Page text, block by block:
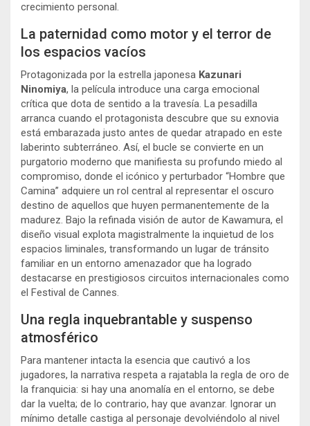
crecimiento personal.
La paternidad como motor y el terror de
los espacios vacíos
Protagonizada por la estrella japonesa Kazunari
Ninomiya, la película introduce una carga emocional
crítica que dota de sentido a la travesía. La pesadilla
arranca cuando el protagonista descubre que su exnovia
está embarazada justo antes de quedar atrapado en este
laberinto subterráneo. Así, el bucle se convierte en un
purgatorio moderno que manifiesta su profundo miedo al
compromiso, donde el icónico y perturbador “Hombre que
Camina” adquiere un rol central al representar el oscuro
destino de aquellos que huyen permanentemente de la
madurez. Bajo la refinada visión de autor de Kawamura, el
diseño visual explota magistralmente la inquietud de los
espacios liminales, transformando un lugar de tránsito
familiar en un entorno amenazador que ha logrado
destacarse en prestigiosos circuitos internacionales como
el Festival de Cannes.
Una regla inquebrantable y suspenso
atmosférico
Para mantener intacta la esencia que cautivó a los
jugadores, la narrativa respeta a rajatabla la regla de oro de
la franquicia: si hay una anomalía en el entorno, se debe
dar la vuelta; de lo contrario, hay que avanzar. Ignorar un
mínimo detalle castiga al personaje devolviéndolo al nivel